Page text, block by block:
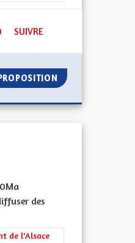
50 ABONNÉS
SUIVRE
LA SORTIE DU
des
l'Education et le
de l'Alsace